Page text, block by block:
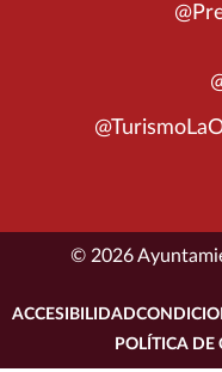
© 2026
ACCESIBILIDAD
POLÍTICA DE